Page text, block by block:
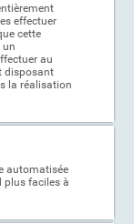
effectuer
cette
un
au
disposant
la réalisation
automatisée
plus faciles à